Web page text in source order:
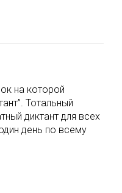
на которой
Тотальный
диктант для всех
день по всему